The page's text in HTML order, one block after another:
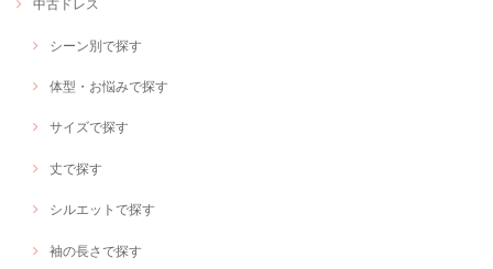
中古ドレス
シーン別で探す
体型・お悩みで探す
サイズで探す
丈で探す
シルエットで探す
袖の長さで探す